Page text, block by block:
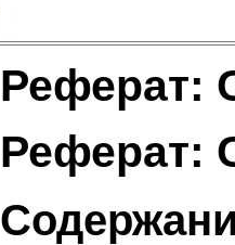
Реферат:
Реферат: